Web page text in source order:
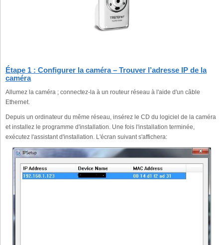
Étape 1 : Configurer la caméra – Trouver l’adresse IP de la
caméra
Allumez la caméra ; connectez-la à un routeur réseau à l'aide d'un câble
Ethernet.
Depuis un ordinateur du même réseau, insérez le CD du logiciel de la caméra
et installez le programme d'installation. Une fois l'installation terminée,
exécutez l'assistant d'installation. L'écran suivant s'affichera: